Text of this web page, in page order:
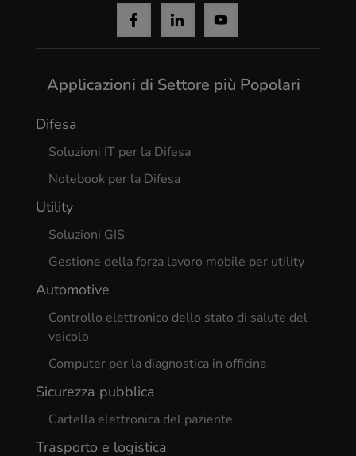
Applicazioni di Settore più Popolari
Difesa
Soluzioni IT per la Difesa
Notebook per la Difesa
Utility
Soluzioni GIS
Gestione della forza lavoro mobile per utility
Automotive
Controllo elettronico dello stato di salute del
veicolo
Computer per la diagnostica in officina
Sicurezza pubblica
Cartella elettronica del paziente
Trasporto e logistica